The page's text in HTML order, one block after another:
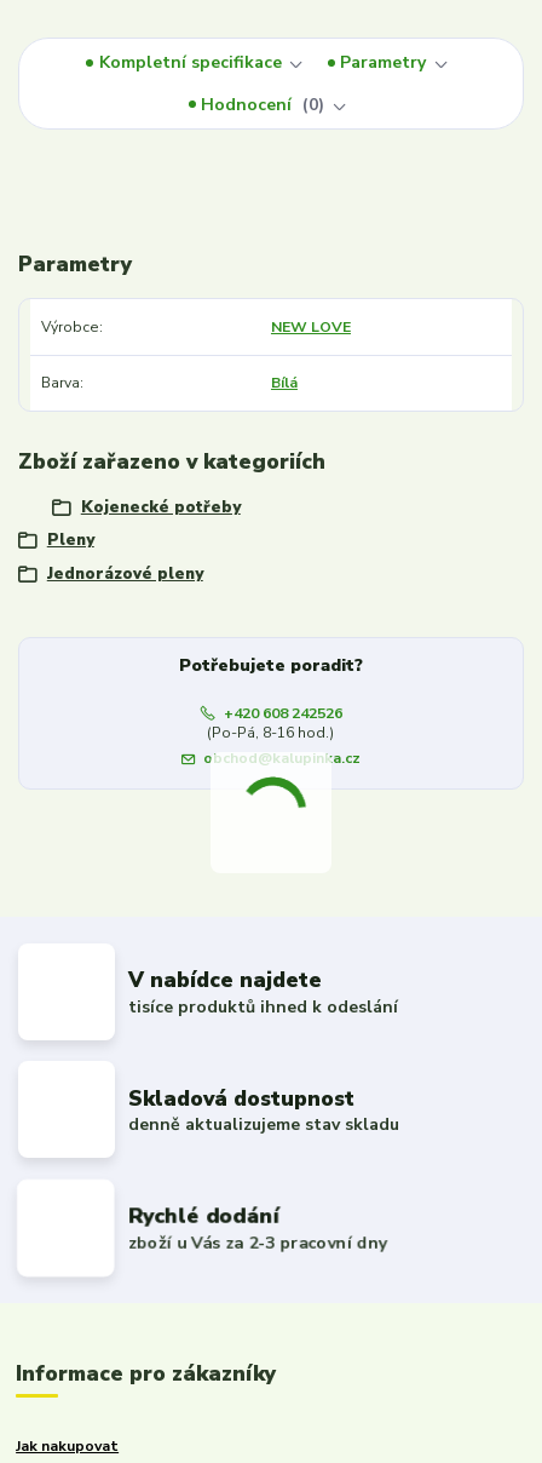
Kompletní specifikace
Parametry
Hodnocení
0
Parametry
Výrobce NEW LOVE
Barva Bílá
Zboží zařazeno v kategoriích
Kojenecké potřeby
Pleny
Jednorázové pleny
Potřebujete poradit?
+420 608 242526
(Po-Pá, 8-16 hod.)
obchod@kalupinka.cz
V nabídce najdete
tisíce produktů ihned k odeslání
Skladová dostupnost
denně aktualizujeme stav skladu
Rychlé dodání
zboží u Vás za 2-3 pracovní dny
Informace pro zákazníky
Jak nakupovat